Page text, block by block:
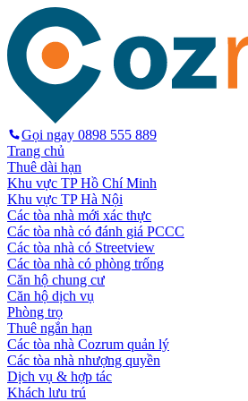
Gọi ngay 0898 555 889
Trang chủ
Thuê dài hạn
Khu vực TP Hồ Chí Minh
Khu vực TP Hà Nội
Các tòa nhà mới xác thực
Các tòa nhà có đánh giá PCCC
Các tòa nhà có Streetview
Các tòa nhà có phòng trống
Căn hộ chung cư
Căn hộ dịch vụ
Phòng trọ
Thuê ngắn hạn
Các tòa nhà Cozrum quản lý
Các tòa nhà nhượng quyền
Dịch vụ & hợp tác
Khách lưu trú